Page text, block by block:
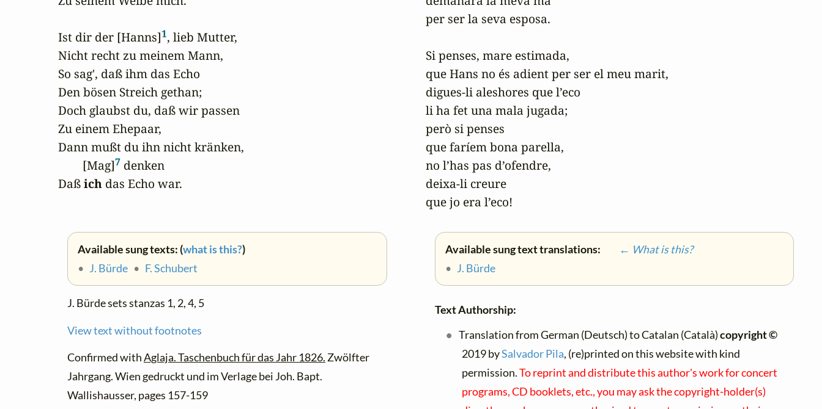
Ist dir der [Hanns]1, lieb Mutter,
Nicht recht zu meinem Mann,
So sag', daß ihm das Echo
Den bösen Streich gethan;
Doch glaubst du, daß wir passen
Zu einem Ehepaar,
Dann mußt du ihn nicht kränken,
        [Mag]
7 denken
Daß ich das Echo war.
Available sung texts: (what is this?)
• J. Bürde • F. Schubert
J. Bürde sets stanzas 1, 2, 4, 5
View text without footnotes
Confirmed withAglaja. Taschenbuch für das Jahr 1826. Zwölfter
Jahrgang. Wien gedruckt und im Verlage bei Joh. Bapt.
Wallishausser, pages 157-159
per ser la seva esposa.
Si penses, mare estimada,
que Hans no és adient per ser el meu marit,
digues-li aleshores que l’eco
li ha fet una mala jugada;
però si penses
que faríem bona parella,
no l’has pas d’ofendre,
deixa-li creure
que jo era l’eco!
Available sung text translations:
← What is this?
• J. Bürde
Text Authorship:
Translation from German (Deutsch) to Catalan (Català)copyright ©
2019 bySalvador Pila, (re)printed on this website with kind
permission.To reprint and distribute this author's work for concert
programs, CD booklets, etc., you may ask the copyright-holder(s)